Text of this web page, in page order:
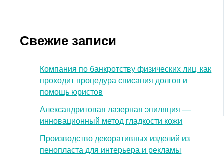
Свежие записи
Компания по банкротству физических лиц: как
проходит процедура списания долгов и
помощь юристов
Александритовая лазерная эпиляция —
инновационный метод гладкости кожи
Производство декоративных изделий из
пенопласта для интерьера и рекламы